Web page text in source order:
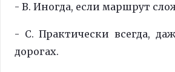
- B. Иногда, если маршрут
- C. Практически всегда,
дорогах.